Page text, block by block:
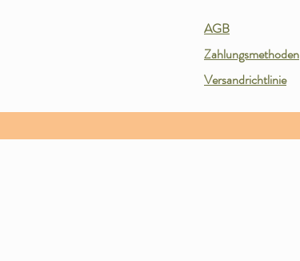
AGB
Zahlungsmethoden
Versandrichtlinie